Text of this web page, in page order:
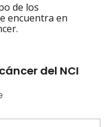
de los
encuentra en
del NCI